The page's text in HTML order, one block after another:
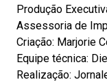
Produção
Assessoria de
Criação: Marjorie
Equipe técnica:
Realização: